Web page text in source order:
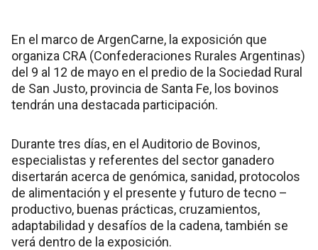
En el marco de ArgenCarne, la exposición que
organiza CRA (Confederaciones Rurales Argentinas)
del 9 al 12 de mayo en el predio de la Sociedad Rural
de San Justo, provincia de Santa Fe, los bovinos
tendrán una destacada participación.
Durante tres días, en el Auditorio de Bovinos,
especialistas y referentes del sector ganadero
disertarán acerca de genómica, sanidad, protocolos
de alimentación y el presente y futuro de tecno –
productivo, buenas prácticas, cruzamientos,
adaptabilidad y desafíos de la cadena, también se
verá dentro de la exposición.